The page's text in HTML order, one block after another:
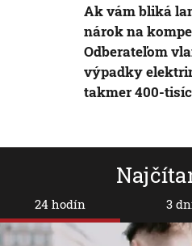
24 hodín 3
Ak vám bliká
nárok na
Odberateľom
výpadky
takmer 400-tisíc